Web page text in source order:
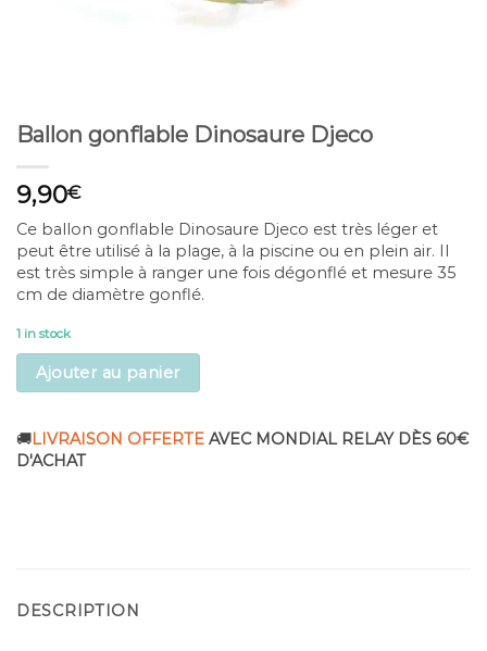
Ballon gonflable Dinosaure Djeco
9,90€
Ce ballon gonflable Dinosaure Djeco est très léger et
peut être utilisé à la plage, à la piscine ou en plein air. Il
est très simple à ranger une fois dégonflé et mesure 35
cm de diamètre gonflé.
1 in stock
Ajouter au panier
🚚LIVRAISON OFFERTE AVEC MONDIAL RELAY DÈS 60€
D'ACHAT
DESCRIPTION